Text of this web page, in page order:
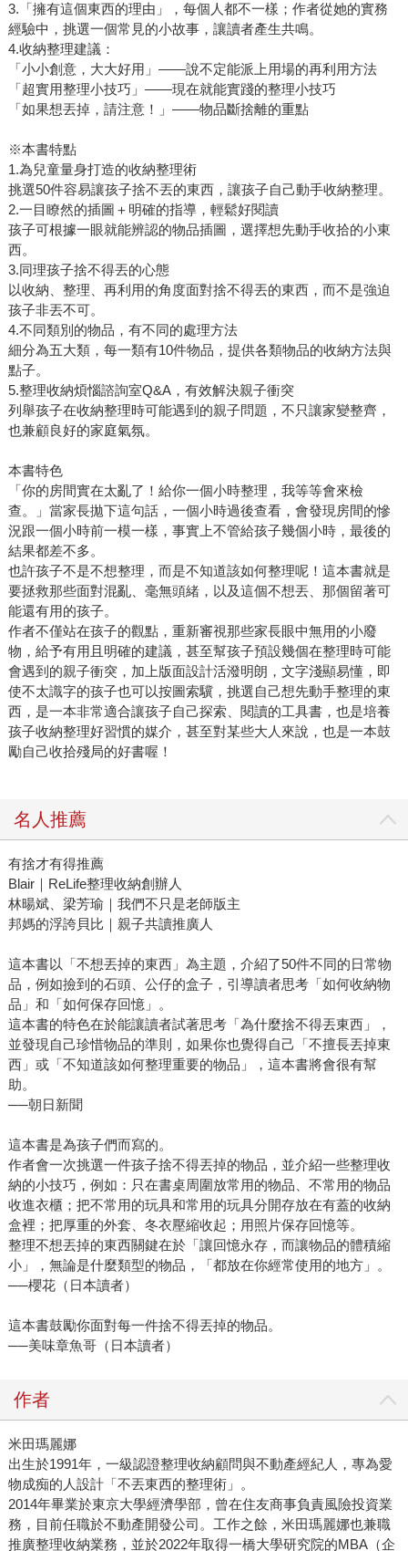
3.「擁有這個東西的理由」，每個人都不一樣；作者從她的實務
經驗中，挑選一個常見的小故事，讓讀者產生共鳴。
4.收納整理建議：
「小小創意，大大好用」——說不定能派上用場的再利用方法
「超實用整理小技巧」——現在就能實踐的整理小技巧
「如果想丟掉，請注意！」——物品斷捨離的重點
※本書特點
1.為兒童量身打造的收納整理術
挑選50件容易讓孩子捨不丟的東西，讓孩子自己動手收納整理。
2.一目瞭然的插圖＋明確的指導，輕鬆好閱讀
孩子可根據一眼就能辨認的物品插圖，選擇想先動手收拾的小東
西。
3.同理孩子捨不得丟的心態
以收納、整理、再利用的角度面對捨不得丟的東西，而不是強迫
孩子非丟不可。
4.不同類別的物品，有不同的處理方法
細分為五大類，每一類有10件物品，提供各類物品的收納方法與
點子。
5.整理收納煩惱諮詢室Q&A，有效解決親子衝突
列舉孩子在收納整理時可能遇到的親子問題，不只讓家變整齊，
也兼顧良好的家庭氣氛。
本書特色
「你的房間實在太亂了！給你一個小時整理，我等等會來檢
查。」當家長拋下這句話，一個小時過後查看，會發現房間的慘
況跟一個小時前一模一樣，事實上不管給孩子幾個小時，最後的
結果都差不多。
也許孩子不是不想整理，而是不知道該如何整理呢！這本書就是
要拯救那些面對混亂、毫無頭緒，以及這個不想丟、那個留著可
能還有用的孩子。
作者不僅站在孩子的觀點，重新審視那些家長眼中無用的小廢
物，給予有用且明確的建議，甚至幫孩子預設幾個在整理時可能
會遇到的親子衝突，加上版面設計活潑明朗，文字淺顯易懂，即
使不太識字的孩子也可以按圖索驥，挑選自己想先動手整理的東
西，是一本非常適合讓孩子自己探索、閱讀的工具書，也是培養
孩子收納整理好習慣的媒介，甚至對某些大人來說，也是一本鼓
勵自己收拾殘局的好書喔！
名人推薦
有捨才有得推薦
Blair｜ReLife整理收納創辦人
林暘斌、梁芳瑜｜我們不只是老師版主
邦媽的浮誇貝比｜親子共讀推廣人
這本書以「不想丟掉的東西」為主題，介紹了50件不同的日常物
品，例如撿到的石頭、公仔的盒子，引導讀者思考「如何收納物
品」和「如何保存回憶」。
這本書的特色在於能讓讀者試著思考「為什麼捨不得丟東西」，
並發現自己珍惜物品的準則，如果你也覺得自己「不擅長丟掉東
西」或「不知道該如何整理重要的物品」，這本書將會很有幫
助。
──朝日新聞
這本書是為孩子們而寫的。
作者會一次挑選一件孩子捨不得丟掉的物品，並介紹一些整理收
納的小技巧，例如：只在書桌周圍放常用的物品、不常用的物品
收進衣櫃；把不常用的玩具和常用的玩具分開存放在有蓋的收納
盒裡；把厚重的外套、冬衣壓縮收起；用照片保存回憶等。
整理不想丟掉的東西關鍵在於「讓回憶永存，而讓物品的體積縮
小」，無論是什麼類型的物品，「都放在你經常使用的地方」。
──櫻花（日本讀者）
這本書鼓勵你面對每一件捨不得丟掉的物品。
──美味章魚哥（日本讀者）
作者
米田瑪麗娜
出生於1991年，一級認證整理收納顧問與不動產經紀人，專為愛
物成痴的人設計「不丟東西的整理術」。
2014年畢業於東京大學經濟學部，曾在住友商事負責風險投資業
務，目前任職於不動產開發公司。工作之餘，米田瑪麗娜也兼職
推廣整理收納業務，並於2022年取得一橋大學研究院的MBA（企